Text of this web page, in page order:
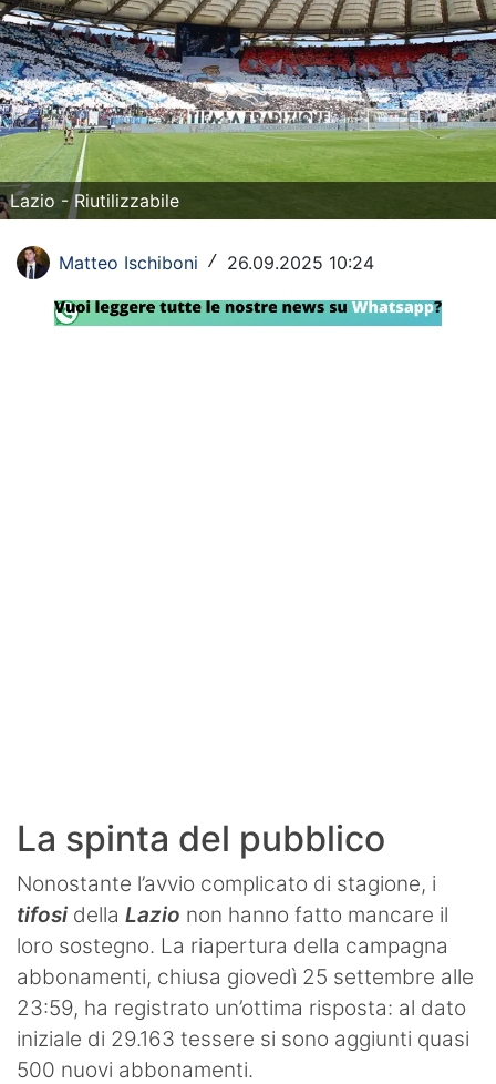
Champions League
Europa League
Altri Sport
Formula 1
Vela
SHOP LAZIO
Lazio - Riutilizzabile
Matteo Ischiboni / 26.09.2025 10:24
La spinta del pubblico
Nonostante l’avvio complicato di stagione, i
tifosi della Lazio non hanno fatto mancare il
loro sostegno. La riapertura della campagna
abbonamenti, chiusa giovedì 25 settembre alle
23:59, ha registrato un’ottima risposta: al dato
iniziale di 29.163 tessere si sono aggiunti quasi
500 nuovi abbonamenti.